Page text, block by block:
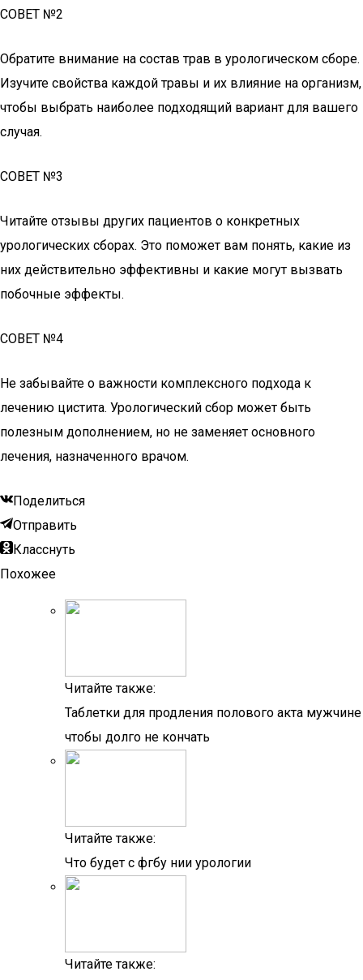
СОВЕТ №2
Обратите внимание на состав трав в урологическом сборе.
Изучите свойства каждой травы и их влияние на организм,
чтобы выбрать наиболее подходящий вариант для вашего
случая.
СОВЕТ №3
Читайте отзывы других пациентов о конкретных
урологических сборах. Это поможет вам понять, какие из
них действительно эффективны и какие могут вызвать
побочные эффекты.
СОВЕТ №4
Не забывайте о важности комплексного подхода к
лечению цистита. Урологический сбор может быть
полезным дополнением, но не заменяет основного
лечения, назначенного врачом.
Поделиться
Отправить
Класснуть
Похожее
Читайте также:
Таблетки для продления полового акта мужчине
чтобы долго не кончать
Читайте также:
Что будет с фгбу нии урологии
Читайте также: